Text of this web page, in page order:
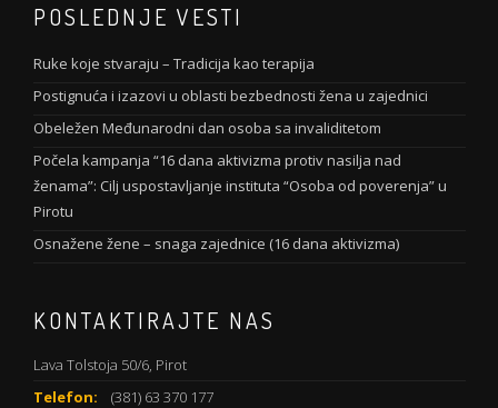
POSLEDNJE VESTI
Ruke koje stvaraju – Tradicija kao terapija
Postignuća i izazovi u oblasti bezbednosti žena u zajednici
Obeležen Međunarodni dan osoba sa invaliditetom
Počela kampanja “16 dana aktivizma protiv nasilja nad
ženama”: Cilj uspostavljanje instituta “Osoba od poverenja” u
Pirotu
Osnažene žene – snaga zajednice (16 dana aktivizma)
KONTAKTIRAJTE NAS
Lava Tolstoja 50/6, Pirot
Telefon:
(381) 63 370 177